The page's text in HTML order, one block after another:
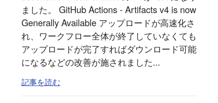
ました。 GitHub Actions - Artifacts v4 is now
Generally Available アップロードが高速化さ
れ、ワークフロー全体が終了していなくても
アップロードが完了すればダウンロード可能
になるなどの改善が施されました...
記事を読む